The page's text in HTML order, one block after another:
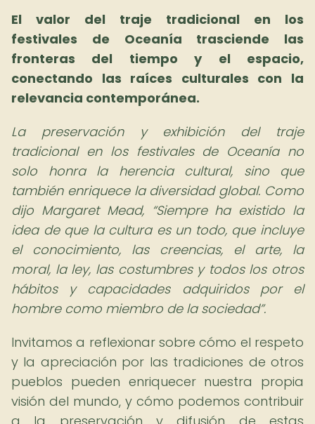
El valor del traje tradicional en los
festivales de Oceanía trasciende las
fronteras del tiempo y el espacio,
conectando las raíces culturales con la
relevancia contemporánea.
La preservación y exhibición del traje
tradicional en los festivales de Oceanía no
solo honra la herencia cultural, sino que
también enriquece la diversidad global. Como
dijo Margaret Mead,
Siempre ha existido la
idea de que la cultura es un todo, que incluye
el conocimiento, las creencias, el arte, la
moral, la ley, las costumbres y todos los otros
hábitos y capacidades adquiridos por el
hombre como miembro de la sociedad .
Invitamos a reflexionar sobre cómo el respeto
y la apreciación por las tradiciones de otros
pueblos pueden enriquecer nuestra propia
visión del mundo, y cómo podemos contribuir